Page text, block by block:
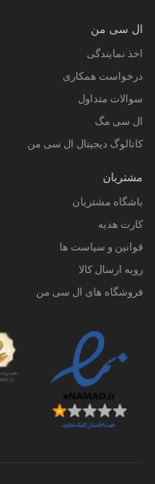
ال سی من
اخذ نمایندگی
درخواست همکاری
سوالات متداول
ال سی مگ
کاتالوگ دیجیتال ال سی من
مشتریان
باشگاه مشتریان
کارت هدیه
قوانین و سیاست ها
رویه ارسال کالا
فروشگاه های ال سی من